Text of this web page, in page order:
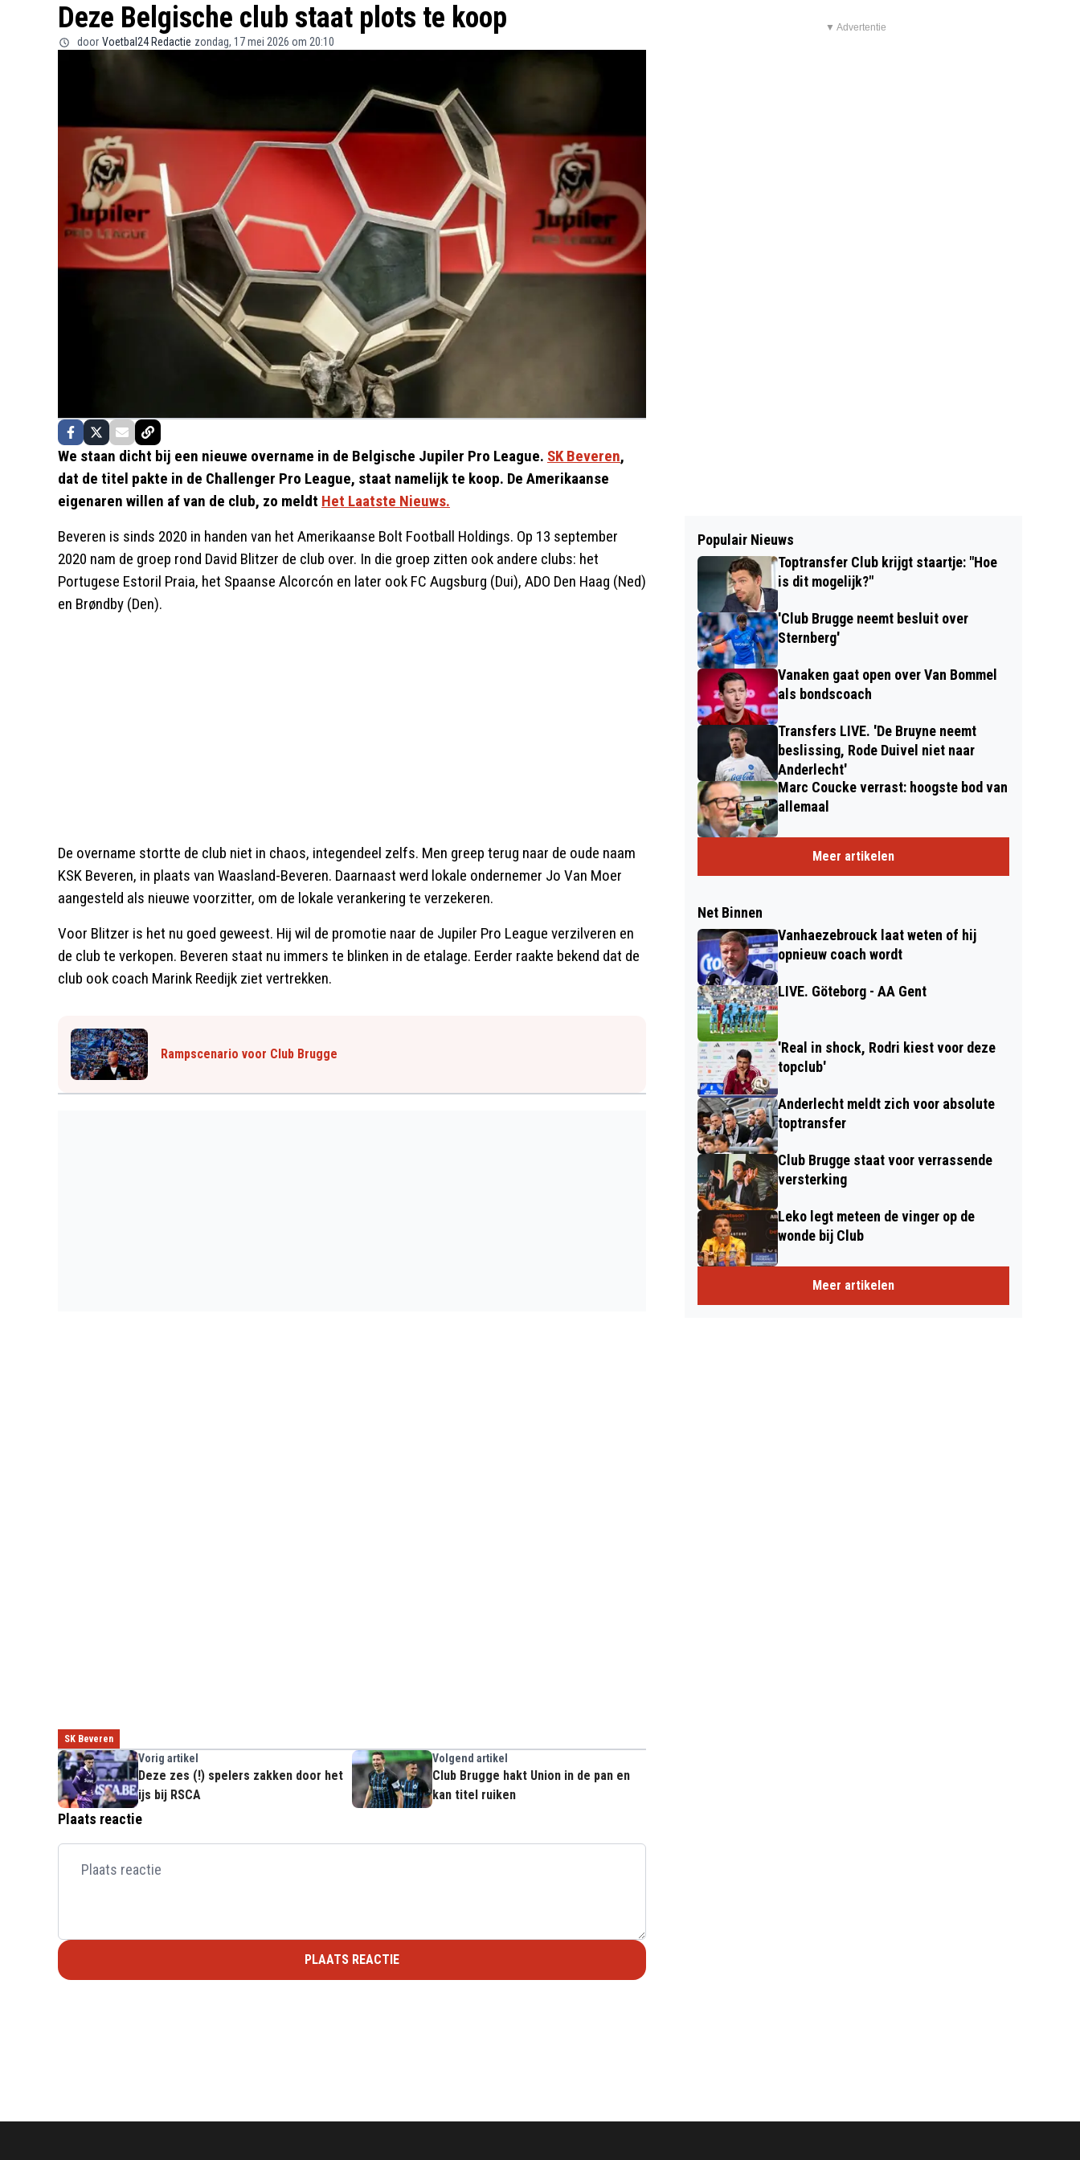
Deze Belgische club staat plots te koop
door Voetbal24 Redactie zondag, 17 mei 2026 om 20:10
We staan dicht bij een nieuwe overname in de Belgische Jupiler Pro League. SK Beveren,
dat de titel pakte in de Challenger Pro League, staat namelijk te koop. De Amerikaanse
eigenaren willen af van de club, zo meldt Het Laatste Nieuws.
Beveren is sinds 2020 in handen van het Amerikaanse Bolt Football Holdings. Op 13 september
2020 nam de groep rond David Blitzer de club over. In die groep zitten ook andere clubs: het
Portugese Estoril Praia, het Spaanse Alcorcón en later ook FC Augsburg (Dui), ADO Den Haag (Ned)
en Brøndby (Den).
De overname stortte de club niet in chaos, integendeel zelfs. Men greep terug naar de oude naam
KSK Beveren, in plaats van Waasland-Beveren. Daarnaast werd lokale ondernemer Jo Van Moer
aangesteld als nieuwe voorzitter, om de lokale verankering te verzekeren.
Voor Blitzer is het nu goed geweest. Hij wil de promotie naar de Jupiler Pro League verzilveren en
de club te verkopen. Beveren staat nu immers te blinken in de etalage. Eerder raakte bekend dat de
club ook coach Marink Reedijk ziet vertrekken.
Rampscenario voor Club Brugge
SK Beveren
Vorig artikel
Deze zes (!) spelers zakken door het
ijs bij RSCA
Volgend artikel
Club Brugge hakt Union in de pan en
kan titel ruiken
Plaats reactie
PLAATS REACTIE
▼ Advertentie
Populair Nieuws
Toptransfer Club krijgt staartje: "Hoe
is dit mogelijk?"
'Club Brugge neemt besluit over
Sternberg'
Vanaken gaat open over Van Bommel
als bondscoach
Transfers LIVE. 'De Bruyne neemt
beslissing, Rode Duivel niet naar
Anderlecht'
Marc Coucke verrast: hoogste bod van
allemaal
Meer artikelen
Net Binnen
Vanhaezebrouck laat weten of hij
opnieuw coach wordt
LIVE. Göteborg - AA Gent
'Real in shock, Rodri kiest voor deze
topclub'
Anderlecht meldt zich voor absolute
toptransfer
Club Brugge staat voor verrassende
versterking
Leko legt meteen de vinger op de
wonde bij Club
Meer artikelen